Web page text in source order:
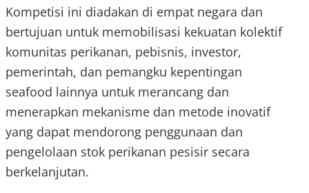
Kompetisi ini diadakan di empat negara dan
bertujuan untuk memobilisasi kekuatan kolektif
komunitas perikanan, pebisnis, investor,
pemerintah, dan pemangku kepentingan
seafood lainnya untuk merancang dan
menerapkan mekanisme dan metode inovatif
yang dapat mendorong penggunaan dan
pengelolaan stok perikanan pesisir secara
berkelanjutan.